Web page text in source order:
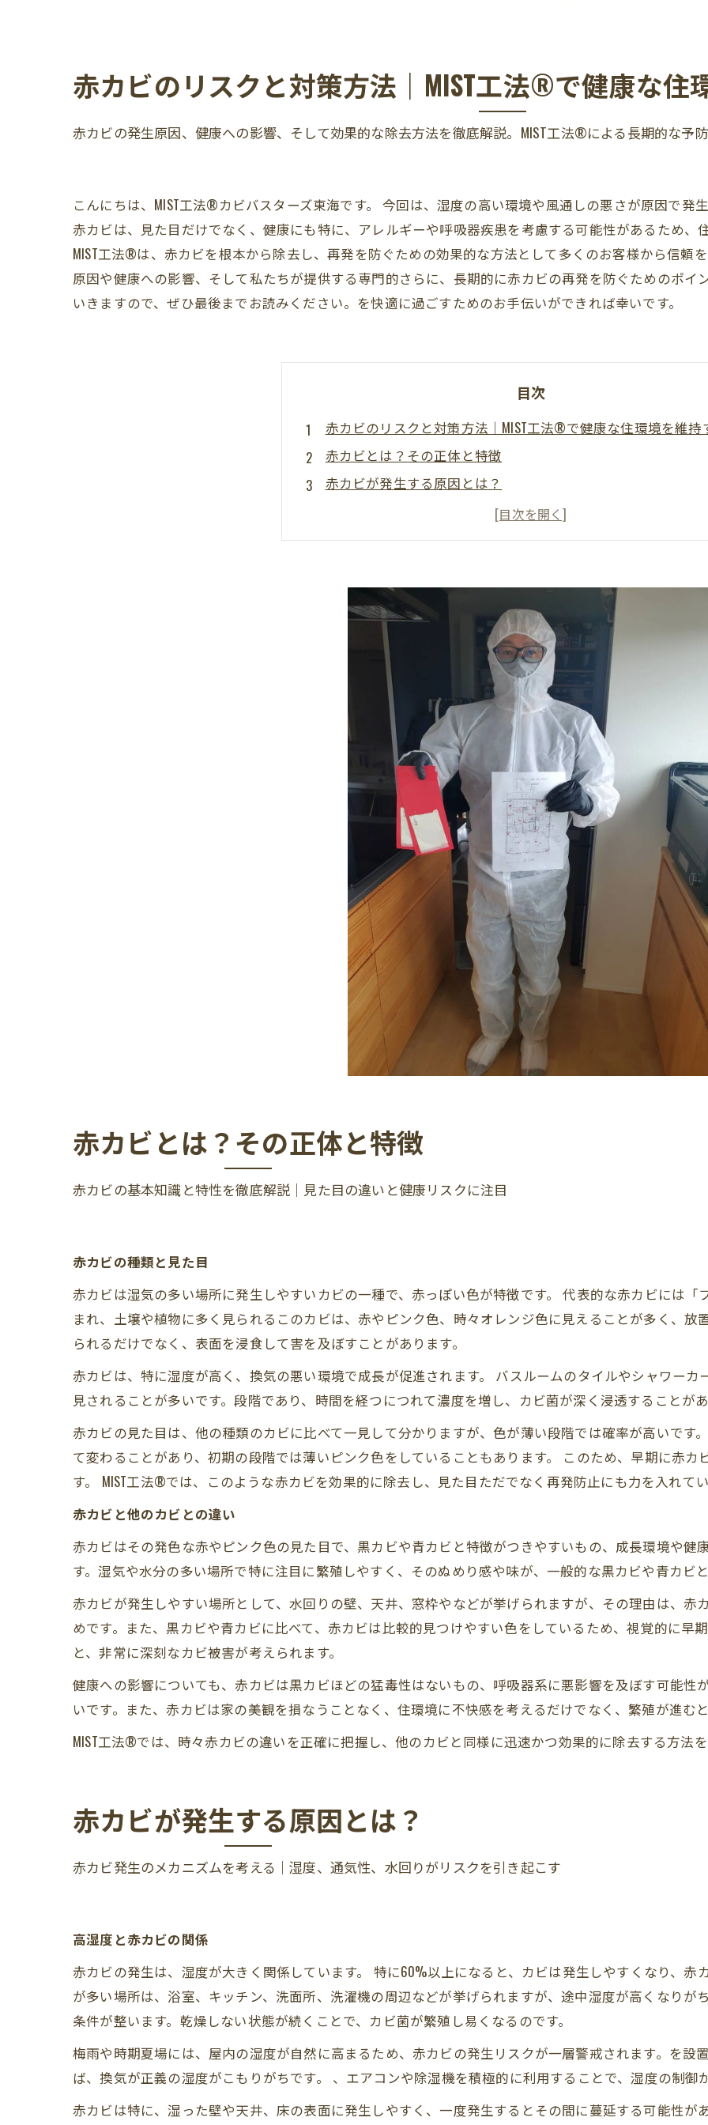
赤カビのリスクと対策方法｜MIST工法®で健康な住
赤カビの発生原因、健康への影響、そして効果的な除去方法を徹底解説。MIST工法®による長期的な予
こんにちは、MIST工法®カビバスターズ東海です。 今回は、湿度の高い環境や風通しの悪さが原因で発
赤カビは、見た目だけでなく、健康にも特に、アレルギーや呼吸器疾患を考慮する可能性があるため、
MIST工法®は、赤カビを根本から除去し、再発を防ぐための効果的な方法として多くのお客様から信頼
原因や健康への影響、そして私たちが提供する専門的さらに、長期的に赤カビの再発を防ぐためのポイ
いきますので、ぜひ最後までお読みください。を快適に過ごすためのお手伝いができれば幸いです。
目次
赤カビのリスクと対策方法｜MIST工法®で健康な住環境を維持
赤カビとは？その正体と特徴
赤カビが発生する原因とは？
赤カビの効果的な除去方法
お問い合わせと無料相談のご案内
まとめ：赤カビ問題を根本から解決するために
赤カビとは？その正体と特徴
赤カビの基本知識と特性を徹底解説｜見た目の違いと健康リスクに注目
赤カビの種類と見た目
赤カビは湿気の多い場所に発生しやすいカビの一種で、赤っぽい色が特徴です。 代表的な赤カビには「
まれ、土壌や植物に多く見られるこのカビは、赤やピンク色、時々オレンジ色に見えることが多く、
られるだけでなく、表面を浸食して害を及ぼすことがあります。
赤カビは、特に湿度が高く、換気の悪い環境で成長が促進されます。 バスルームのタイルやシャワー
見されることが多いです。段階であり、時間を経つにつれて濃度を増し、カビ菌が深く浸透することが
赤カビの見た目は、他の種類のカビに比べて一見して分かりますが、色が薄い段階では確率が高いです
て変わることがあり、初期の段階では薄いピンク色をしていることもあります。 このため、早期に赤
す。 MIST工法®では、このような赤カビを効果的に除去し、見た目ただでなく再発防止にも力を入れて
赤カビと他のカビとの違い
赤カビはその発色な赤やピンク色の見た目で、黒カビや青カビと特徴がつきやすいもの、成長環境や健
す。湿気や水分の多い場所で特に注目に繁殖しやすく、そのぬめり感や味が、一般的な黒カビや青カビ
赤カビが発生しやすい場所として、水回りの壁、天井、窓枠やなどが挙げられますが、その理由は、赤
めです。また、黒カビや青カビに比べて、赤カビは比較的見つけやすい色をしているため、視覚的に早
と、非常に深刻なカビ被害が考えられます。
健康への影響についても、赤カビは黒カビほどの猛毒性はないもの、呼吸器系に悪影響を及ぼす可能性
いです。また、赤カビは家の美観を損なうことなく、住環境に不快感を考えるだけでなく、繁殖が進む
MIST工法®では、時々赤カビの違いを正確に把握し、他のカビと同様に迅速かつ効果的に除去する方法
赤カビが発生する原因とは？
赤カビ発生のメカニズムを考える｜湿度、通気性、水回りがリスクを引き起こす
高湿度と赤カビの関係
赤カビの発生は、湿度が大きく関係しています。 特に60%以上になると、カビは発生しやすくなり、
が多い場所は、浴室、キッチン、洗面所、洗濯機の周辺などが挙げられますが、途中湿度が高くなりが
条件が整います。乾燥しない状態が続くことで、カビ菌が繁殖し易くなるのです。
梅雨や時期夏場には、屋内の湿度が自然に高まるため、赤カビの発生リスクが一層警戒されます。を設
ば、換気が正義の湿度がこもりがちです。 、エアコンや除湿機を積極的に利用することで、湿度の制御
赤カビは特に、湿った壁や天井、床の表面に発生しやすく、一度発生するとその間に蔓延する可能性が